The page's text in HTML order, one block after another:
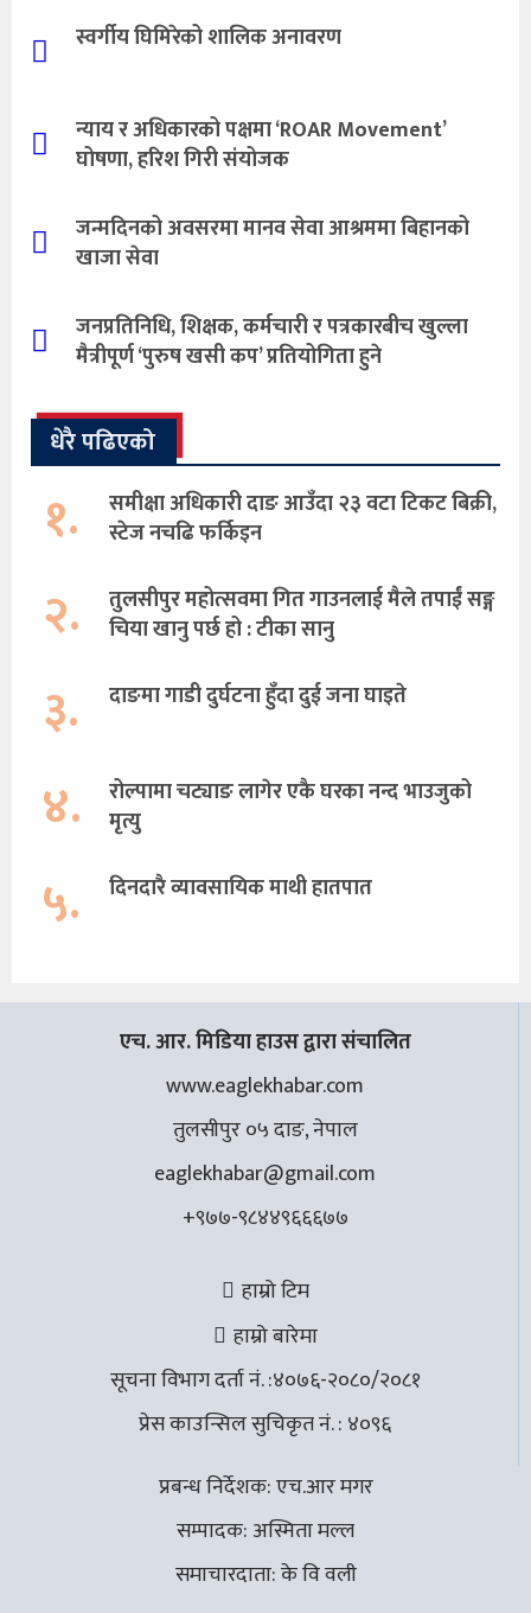
स्वर्गीय घिमिरेको शालिक अनावरण
न्याय र अधिकारको पक्षमा ‘ROAR Movement’
घोषणा, हरिश गिरी संयोजक
जन्मदिनको अवसरमा मानव सेवा आश्रममा बिहानको
खाजा सेवा
जनप्रतिनिधि, शिक्षक, कर्मचारी र पत्रकारबीच खुल्ला
मैत्रीपूर्ण ‘पुरुष खसी कप’ प्रतियोगिता हुने
धेरै पढिएको
१.
समीक्षा अधिकारी दाङ आउँदा २३ वटा टिकट बिक्री,
स्टेज नचढि फर्किइन
२.
तुलसीपुर महोत्सवमा गित गाउनलाई मैले तपाईं सङ्ग
चिया खानु पर्छ हो : टीका सानु
३. दाङमा गाडी दुर्घटना हुँदा दुई जना घाइते
४.
रोल्पामा चट्याङ लागेर एकै घरका नन्द भाउजुको
मृत्यु
५. दिनदारै व्यावसायिक माथी हातपात
एच. आर. मिडिया हाउस द्वारा संचालित
www.eaglekhabar.com
तुलसीपुर ०५ दाङ, नेपाल
eaglekhabar@gmail.com
+९७७-९८४४९६६६७७
हाम्रो टिम
हाम्रो बारेमा
सूचना विभाग दर्ता नं. :४०७६-२०८०/२०८१
प्रेस काउन्सिल सुचिकृत नं. : ४०९६
प्रबन्ध निर्देशक: एच.आर मगर
सम्पादक: अस्मिता मल्ल
समाचारदाता: के वि वली